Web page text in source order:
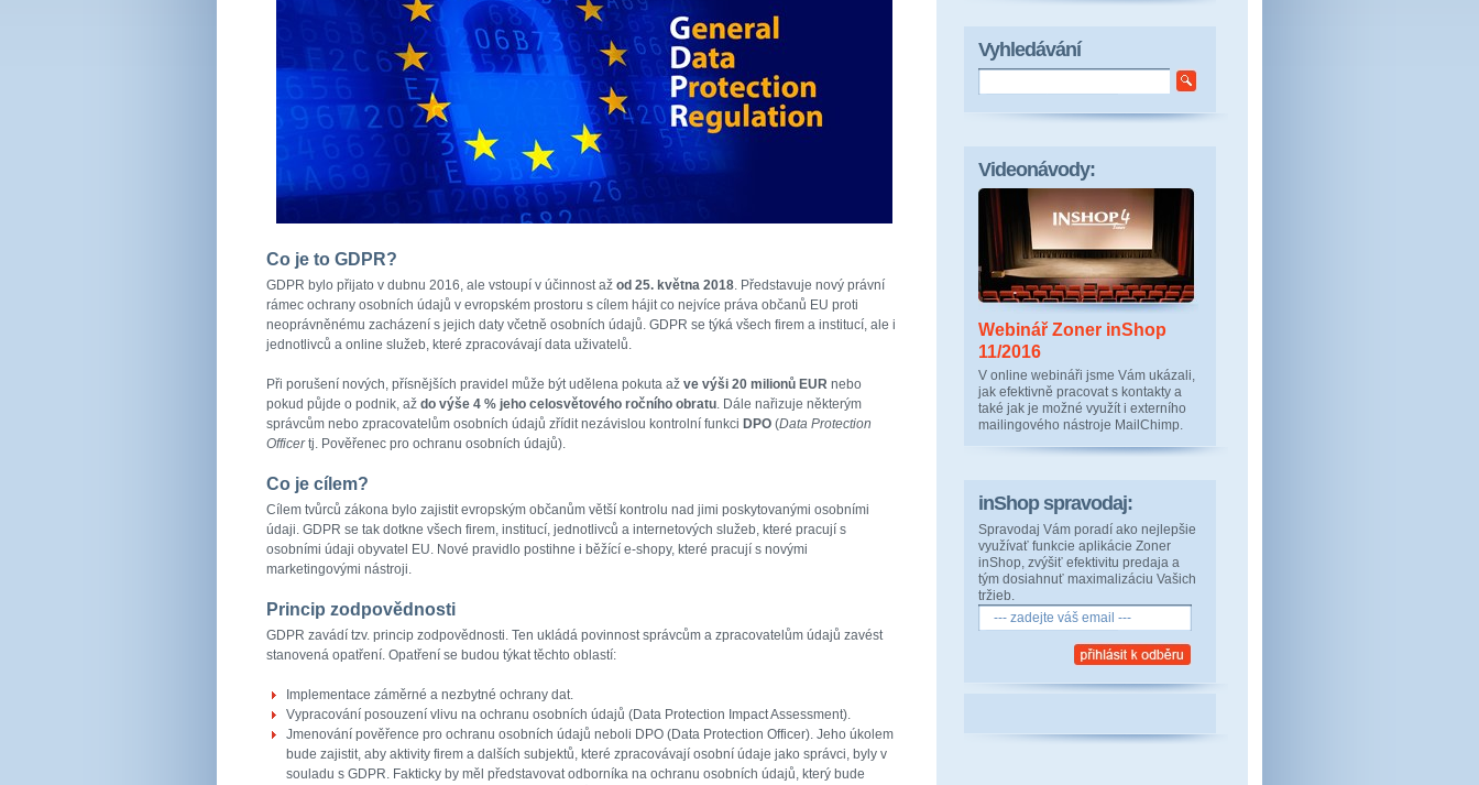
Co je to GDPR?
GDPR bylo přijato v dubnu 2016, ale vstoupí v účinnost až od 25. května 2018. Představuje nový právní
rámec ochrany osobních údajů v evropském prostoru s cílem hájit co nejvíce práva občanů EU proti
neoprávněnému zacházení s jejich daty včetně osobních údajů. GDPR se týká všech firem a institucí, ale i
jednotlivců a online služeb, které zpracovávají data uživatelů.
Při porušení nových, přísnějších pravidel může být udělena pokuta až ve výši 20 milionů EUR nebo
pokud půjde o podnik, až do výše 4 % jeho celosvětového ročního obratu. Dále nařizuje některým
správcům nebo zpracovatelům osobních údajů zřídit nezávislou kontrolní funkci DPO (Data Protection
Officertj. Pověřenec pro ochranu osobních údajů).
Co je cílem?
Cílem tvůrců zákona bylo zajistit evropským občanům větší kontrolu nad jimi poskytovanými osobními
údaji. GDPR se tak dotkne všech firem, institucí, jednotlivců a internetových služeb, které pracují s
osobními údaji obyvatel EU. Nové pravidlo postihne i běžící e-shopy, které pracují s novými
marketingovými nástroji.
Princip zodpovědnosti
GDPR zavádí tzv. princip zodpovědnosti. Ten ukládá povinnost správcům a zpracovatelům údajů zavést
stanovená opatření. Opatření se budou týkat těchto oblastí:
Implementace záměrné a nezbytné ochrany dat.
Vypracování posouzení vlivu na ochranu osobních údajů (Data Protection Impact Assessment).
Jmenování pověřence pro ochranu osobních údajů neboli DPO (Data Protection Officer). Jeho úkolem
bude zajistit, aby aktivity firem a dalších subjektů, které zpracovávají osobní údaje jako správci, byly v
souladu s GDPR. Fakticky by měl představovat odborníka na ochranu osobních údajů, který bude
Vyhledávání
Videonávody:
Webinář Zoner inShop
11/2016
V online webináři jsme Vám ukázali,
jak efektivně pracovat s kontakty a
také jak je možné využít i externího
mailingového nástroje MailChimp.
inShop spravodaj:
Spravodaj Vám poradí ako nejlepšie
využívať funkcie aplikácie Zoner
inShop, zvýšiť efektivitu predaja a
tým dosiahnuť maximalizáciu Vašich
tržieb.